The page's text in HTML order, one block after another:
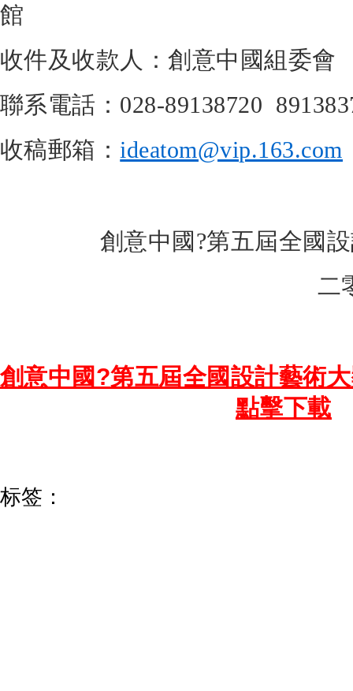
館
收件及收款人：創意中國組委會
聯系電話：028-89138720
收稿郵箱：ideatom@vip.163.com
創意中國?第五屆全國
二
創意中國?第五屆全國設計藝術
點擊下載
标签：